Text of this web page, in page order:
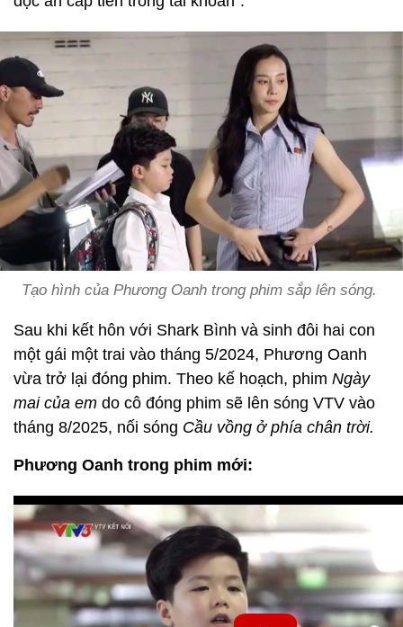
Tạo hình của Phương Oanh trong phim sắp lên sóng.
Sau khi kết hôn với Shark Bình và sinh đôi hai con
một gái một trai vào tháng 5/2024, Phương Oanh
vừa trở lại đóng phim. Theo kế hoạch, phim Ngày
mai của em do cô đóng phim sẽ lên sóng VTV vào
tháng 8/2025, nối sóng Cầu vồng ở phía chân trời.
Phương Oanh trong phim mới: